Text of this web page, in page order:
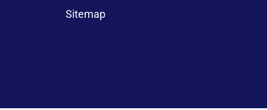
Sitemap